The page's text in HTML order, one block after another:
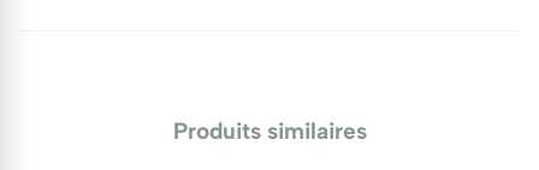
Maladies et RavageursProduits similaires